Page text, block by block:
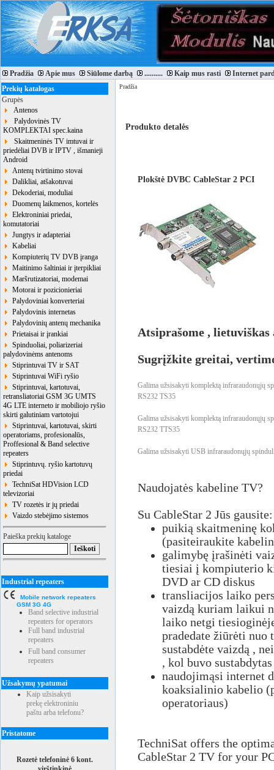
Pradžia Apie mus Siūlome darbą .......... Kaip mus rasti
Internet
Prekių katalogas
Grupės
Antenos
Palydovinės TV
KOMPLEKTAI spec.kaina
Skaitmeninės TV imtuvai ir
priedėliai DVB ir IPTV , išmanieji
Android
Antenų tvirtinimo stovai
Dalikliai, atšakotuvai
Dekoderiai, moduliai
Duomenų laikmenos, kortelės
Elektroniniai priedai,
komutatoriai
Jungtys ir adapteriai
Kabeliai
Kompiuterių TV DVB įranga
Maitinimo šaltiniai ir įterpikliai
Maršrutizatoriai, modemai
Motorai ir pozicionieriai
Palydoviniai konverteriai
Palydovinis internetas
Palydovinių antenų mechanika
Prietaisai ir įrankiai
Spinduoliai, poliarizeriai
palydovinėms antenoms
Stiprintuvai TV ir SAT
Stiprintuvai WiFi ryšio
Stiprintuvai, kartotuvai,
retransliatoriai GSM 3G UMTS
4G LTE interneto ir mobiliojo ryšio
skirti galutiniam vartotojui
Stiprintuvai, kartotuvai, skirti
operatoriams, profesionalūs,
Proffesional & Band selective
repeaters
Stiprintuvų. ryšio kartotuvų
priedai
TechniSat HDVision LCD
televizoriai
TV rozetės ir jų priedai
Vaizdo stebėjimo sistemos
Paieška prekių kataloge
Industrial repeaters
Mobile network repeaters
GSM 3G 4G
Band selective industrial
repeaters for operators
Full band industrial
repeaters
Full band consumer
repeaters
Užsakymų ypatumai
Kaip užsisakyti
prekę elektroniniu
paštu arba telefonu?
Pristatome
Rozetė telefoninė 6 kont.
Pradžia
Produkto detalės
Plokštė DVBC CableStar 2 PCI
Atsiprašome , lietuviškas
Sugrįžkite greitai,
Galima užsisakyti komplektą infraraudonųjų
RS232 TS35
Galima užsisakyti komplektą infraraudonųjų
RS232 TTS35
Galima užsisakyti USB infraraudonųjų
Naudojatės kabeline TV?
Su CableStar 2 Jūs gausite:
puikią skaitmeninę
(pasiteiraukite
galimybę įrašinėti
tiesiai į kompiuterio
DVD ar CD diskus
transliacijos laiko
vaizdą kuriam laikui
laiko netgi
pradedate žiūrėti nuo
sustabdėte vaizdą ,
, kol buvo
naudojimąsi internet
koaksialinio kabelio
operatoriaus)
TechniSat offers the
CableStar 2 TV for your